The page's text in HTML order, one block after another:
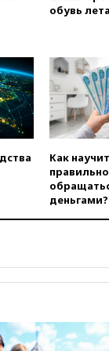
обувь
Как
правильно
деньгами?